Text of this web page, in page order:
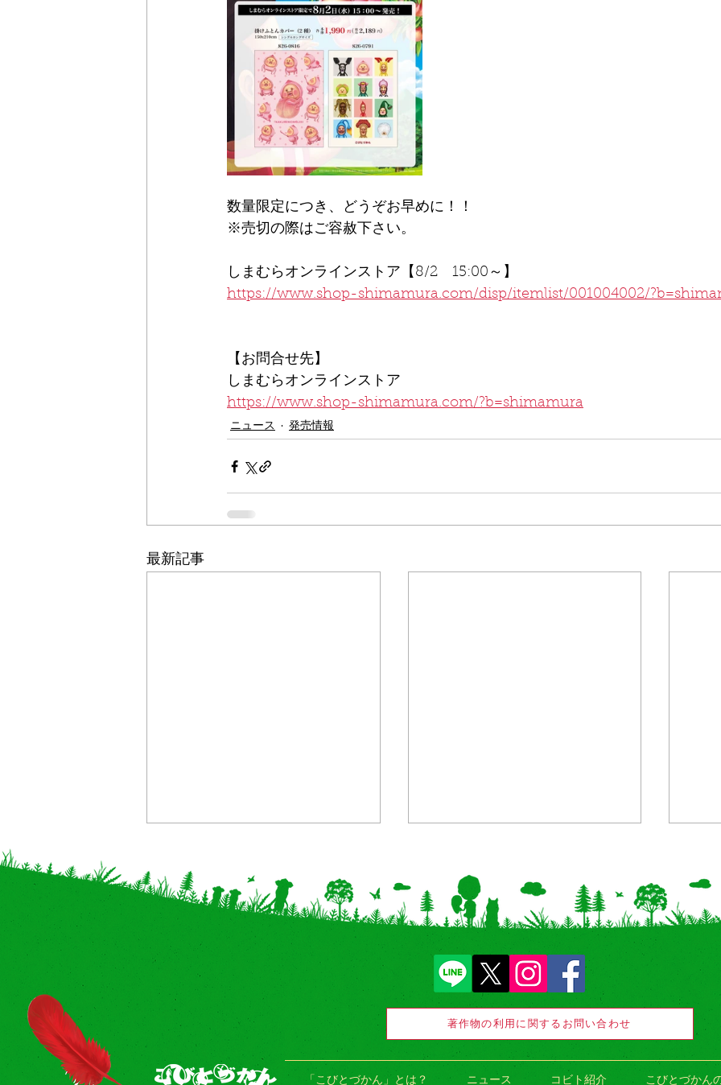
数量限定につき、どうぞお早めに！！
※売切の際はご容赦下さい。
しまむらオンラインストア【8/2　15:00～】
https://www.shop-shimamura.com/disp/itemlist/001004002/
【お問合せ先】
しまむらオンラインストア
https://www.shop-shimamura.com/?b=shimamura
ニュース 発売情報
最新記事
【神奈川・奈良 追加】イベン
ト体験型POP UP「こびとづ
かん マーケット」全国巡回
【新商品/地域限定】北海
道・沖縄「おはじき きらきら
シール」発売！by オスト
店
を
著作物の利用に関するお問い合わせ
「こびとづかん」とは？ ニュース コビト紹介 こびとづかん